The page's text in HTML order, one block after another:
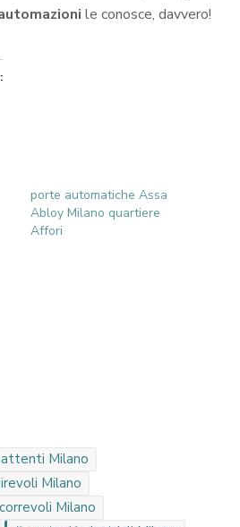
le conosce, davvero!
porte automatiche Assa
Abloy Milano quartiere
Affori
Milano
Milano
Milano